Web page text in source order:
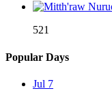
521
Popular Days
Jul 7